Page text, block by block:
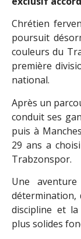
Chrétien
poursuit
couleurs du
première
national.
Après un
conduit ses
puis à
29 ans a
Trabzonspor.
Une
détermination,
discipline et
plus solides